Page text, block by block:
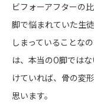
ビフォーアフターの
脚で悩まれていた生
しまっていることな
は、本当のO脚では
けていれば、骨の変
思います。